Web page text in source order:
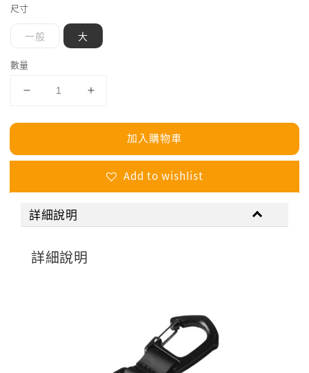
尺寸
一般 大
數量
加入購物車
Add to wishlist
詳細說明
詳細說明